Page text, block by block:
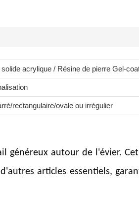
acrylique / Résine de pierre Gel-
rectangulaire/ovale ou irrégulier
généreux autour de l'évier.
articles essentiels,